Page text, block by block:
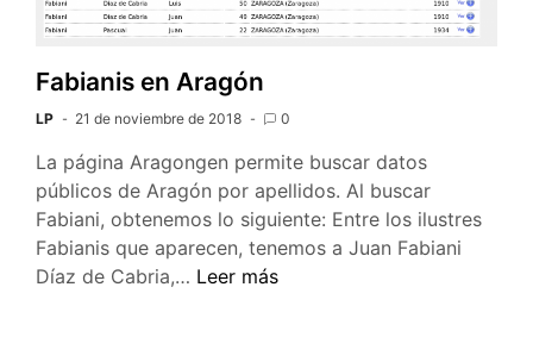
Fabianis en Aragón
LP 21 de noviembre de 2018 0
La página Aragongen permite buscar datos
públicos de Aragón por apellidos. Al buscar
Fabiani, obtenemos lo siguiente: Entre los ilustres
Fabianis que aparecen, tenemos a Juan Fabiani
Díaz de Cabria,… Fabianis
Leer más